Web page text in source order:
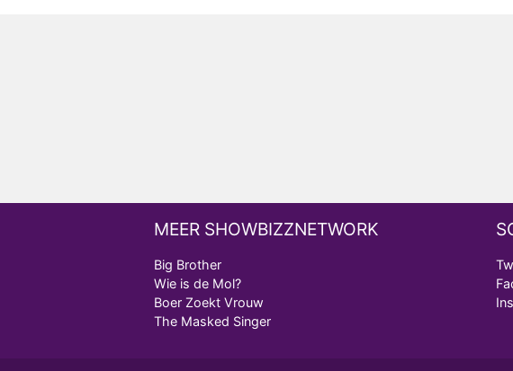
MEER SHOWBIZZNETWORK
Big Brother
Wie is de Mol?
Boer Zoekt Vrouw
The Masked Singer